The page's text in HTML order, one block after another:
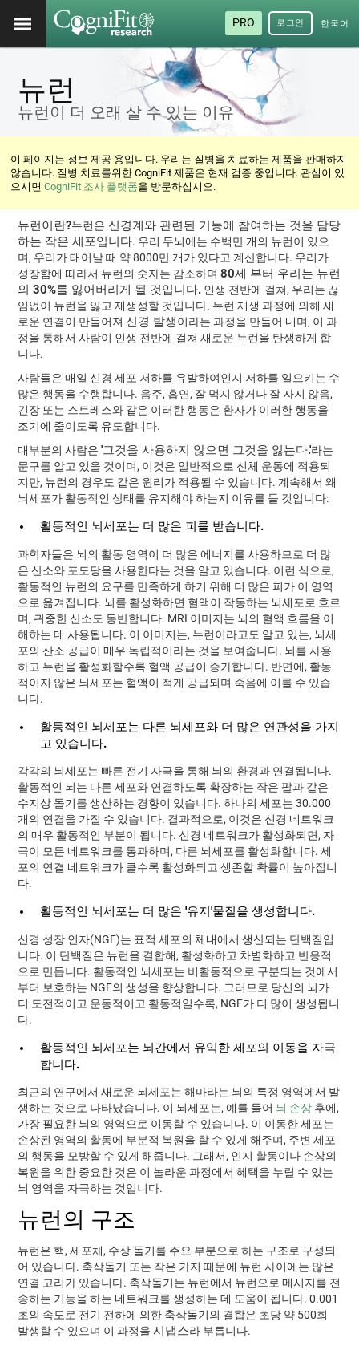
PRO 한국어
/ 韓國
로그인
뉴런
뉴런이 더 오래 살 수 있는 이유
이 페이지는 정보 제공 용입니다. 우리는 질병을 치료하는 제품을 판매하지
않습니다. 질병 치료를위한 CogniFit 제품은 현재 검증 중입니다. 관심이 있
으시면CogniFit 조사 플랫폼을 방문하십시오.
뉴런이란?뉴런은 신경계와 관련된 기능에 참여하는 것을 담당
하는 작은 세포입니다. 우리 두뇌에는 수백만 개의 뉴런이 있으
며, 우리가 태어날 때 약 8000만 개가 있다고 계산합니다. 우리가
성장함에 따라서 뉴런의 숫자는 감소하며80세 부터 우리는 뉴런
의 30%를 잃어버리게 될 것입니다. 인생 전반에 걸쳐, 우리는 끊
임없이 뉴런을 잃고 재생성할 것입니다. 뉴런 재생 과정에 의해 새
로운 연결이 만들어져 신경 발생이라는 과정을 만들어 내며, 이 과
정을 통해서 사람이 인생 전반에 걸쳐 새로운 뉴런을 탄생하게 합
니다.
사람들은 매일 신경 세포 저하를 유발하여인지 저하를 일으키는 수
많은 행동을 수행합니다. 음주, 흡연, 잘 먹지 않거나 잘 자지 않음,
긴장 또는 스트레스와 같은 이러한 행동은 환자가 이러한 행동을
조기에 줄이도록 유도합니다.
대부분의 사람은'그것을 사용하지 않으면 그것을 잃는다.'라는
문구를 알고 있을 것이며, 이것은 일반적으로 신체 운동에 적용되
지만, 뉴런의 경우도 같은 원리가 적용될 수 있습니다. 계속해서 왜
뇌세포가 활동적인 상태를 유지해야 하는지 이유를 들 것입니다:
활동적인 뇌세포는 더 많은 피를 받습니다.
과학자들은 뇌의 활동 영역이 더 많은 에너지를 사용하므로 더 많
은 산소와 포도당을 사용한다는 것을 알고 있습니다. 이런 식으로,
활동적인 뉴런의 요구를 만족하게 하기 위해 더 많은 피가 이 영역
으로 옮겨집니다. 뇌를 활성화하면 혈액이 작동하는 뇌세포로 흐르
며, 귀중한 산소도 동반합니다. MRI 이미지는 뇌의 혈액 흐름을 이
해하는 데 사용됩니다. 이 이미지는, 뉴런이라고도 알고 있는, 뇌세
포의 산소 공급이 매우 독립적이라는 것을 보여줍니다. 뇌를 사용
하고 뉴런을 활성화할수록 혈액 공급이 증가합니다. 반면에, 활동
적이지 않은 뇌세포는 혈액이 적게 공급되며 죽음에 이를 수 있습
니다.
활동적인 뇌세포는 다른 뇌세포와 더 많은 연관성을 가지
고 있습니다.
각각의 뇌세포는 빠른 전기 자극을 통해 뇌의 환경과 연결됩니다.
활동적인 뇌는 다른 세포와 연결하도록 확장하는 작은 팔과 같은
수지상 돌기를 생산하는 경향이 있습니다. 하나의 세포는 30.000
개의 연결을 가질 수 있습니다. 결과적으로, 이것은 신경 네트워크
의 매우 활동적인 부분이 됩니다. 신경 네트워크가 활성화되면, 자
극이 모든 네트워크를 통과하며, 다른 뇌세포를 활성화합니다. 세
포의 연결 네트워크가 클수록 활성화되고 생존할 확률이 높아집니
다.
활동적인 뇌세포는 더 많은 '유지'물질을 생성합니다.
신경 성장 인자(NGF)는 표적 세포의 체내에서 생산되는 단백질입
니다. 이 단백질은 뉴런을 결합해, 활성화하고 차별화하고 반응적
으로 만듭니다. 활동적인 뇌세포는 비활동적으로 구분되는 것에서
부터 보호하는 NGF의 생성을 향상합니다. 그러므로 당신의 뇌가
더 도전적이고 운동적이고 활동적일수록, NGF가 더 많이 생성됩니
다.
활동적인 뇌세포는 뇌간에서 유익한 세포의 이동을 자극
합니다.
최근의 연구에서 새로운 뇌세포는 해마라는 뇌의 특정 영역에서 발
생하는 것으로 나타났습니다. 이 뇌세포는, 예를 들어 뇌 손상 후에,
가장 필요한 뇌의 영역으로 이동할 수 있습니다. 이 이동한 세포는
손상된 영역의 활동에 부분적 복원을 할 수 있게 해주며, 주변 세포
의 행동을 모방할 수 있게 해줍니다. 그래서, 인지 활동이나 손상의
복원을 위한 중요한 것은 이 놀라운 과정에서 혜택을 누릴 수 있는
뇌 영역을 자극하는 것입니다.
뉴런의 구조
뉴런은 핵, 세포체, 수상 돌기를 주요 부분으로 하는 구조로 구성되
어 있습니다. 축삭돌기 또는 작은 가지 때문에 뉴런 사이에는 많은
연결 고리가 있습니다. 축삭돌기는 뉴런에서 뉴런으로 메시지를 전
송하는 기능을 하는 네트워크를 생성하는 데 도움이 됩니다. 0.001
초의 속도로 전기 전하에 의한 축삭돌기의 결합은 초당 약 500회
발생할 수 있으며 이 과정을시냅스라 부릅니다.